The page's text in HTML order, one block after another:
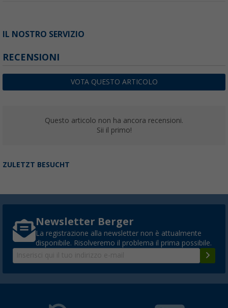
IL NOSTRO SERVIZIO
RECENSIONI
VOTA QUESTO ARTICOLO
Questo articolo non ha ancora recensioni.
Sii il primo!
ZULETZT BESUCHT
Newsletter Berger
La registrazione alla newsletter non è attualmente
disponibile. Risolveremo il problema il prima possibile.